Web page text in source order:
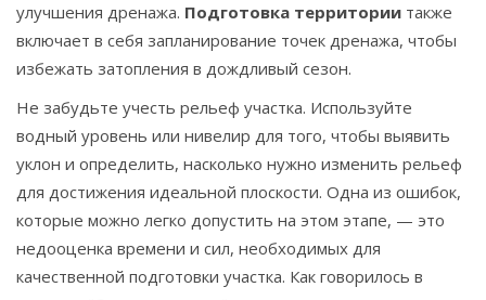
улучшения дренажа. Подготовка территории также
включает в себя запланирование точек дренажа, чтобы
избежать затопления в дождливый сезон.
Не забудьте учесть рельеф участка. Используйте
водный уровень или нивелир для того, чтобы выявить
уклон и определить, насколько нужно изменить рельеф
для достижения идеальной плоскости. Одна из ошибок,
которые можно легко допустить на этом этапе, — это
недооценка времени и сил, необходимых для
качественной подготовки участка. Как говорилось в